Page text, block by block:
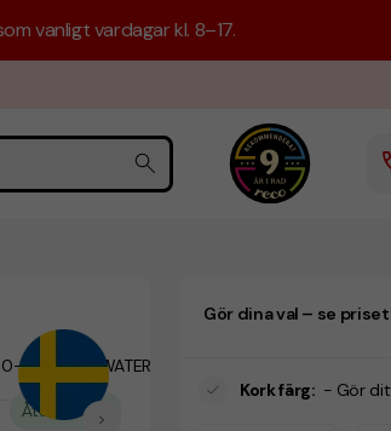
vanligt vardagar kl. 8–17.
3303 / ADWATER
Återvunnet
Gör dina val – se
Kork färg: - Gör